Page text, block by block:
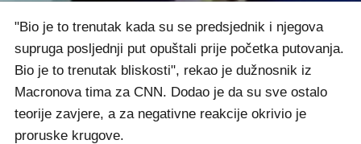
"Bio je to trenutak kada su se predsjednik i njegova
supruga posljednji put opuštali prije početka putovanja.
Bio je to trenutak bliskosti", rekao je dužnosnik iz
Macronova tima za CNN. Dodao je da su sve ostalo
teorije zavjere, a za negativne reakcije okrivio je
proruske krugove.